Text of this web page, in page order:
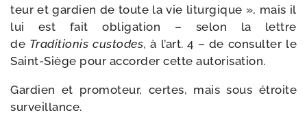
teur et gar­dien de toute la vie litur­gique », mais il
lui est fait obli­ga­tion – selon la lettre
de Traditionis cus­todes, à l’art. 4 – de consul­ter le
Saint-​Siège pour accor­der cette autorisation.
Gardien et pro­mo­teur, certes, mais sous étroite
surveillance.